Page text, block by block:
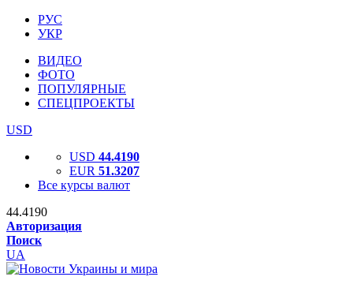
РУС
УКР
ВИДЕО
ФОТО
ПОПУЛЯРНЫЕ
СПЕЦПРОЕКТЫ
USD
USD 44.4190
EUR 51.3207
Все курсы валют
44.4190
Авторизация
Поиск
UA